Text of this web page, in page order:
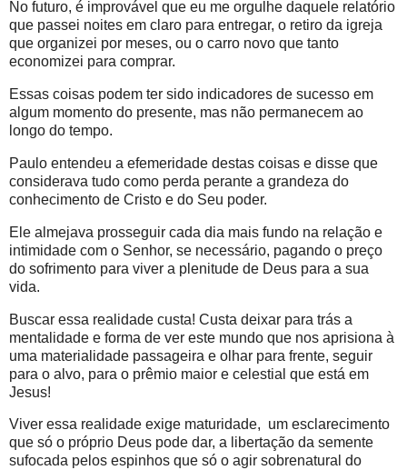
No futuro, é improvável que eu me orgulhe daquele relatório
que passei noites em claro para entregar, o retiro da igreja
que organizei por meses, ou o carro novo que tanto
economizei para comprar.
Essas coisas podem ter sido indicadores de sucesso em
algum momento do presente, mas não permanecem ao
longo do tempo.
Paulo entendeu a efemeridade destas coisas e disse que
considerava tudo como perda perante a grandeza do
conhecimento de Cristo e do Seu poder.
Ele almejava prosseguir cada dia mais fundo na relação e
intimidade com o Senhor, se necessário, pagando o preço
do sofrimento para viver a plenitude de Deus para a sua
vida.
Buscar essa realidade custa! Custa deixar para trás a
mentalidade e forma de ver este mundo que nos aprisiona à
uma materialidade passageira e olhar para frente, seguir
para o alvo, para o prêmio maior e celestial que está em
Jesus!
Viver essa realidade exige maturidade, um esclarecimento
que só o próprio Deus pode dar, a libertação da semente
sufocada pelos espinhos que só o agir sobrenatural do